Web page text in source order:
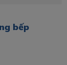
bếp